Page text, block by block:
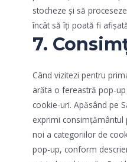
stocheze și să
încât să îți poată fi
7.
Când vizitezi pentru
arăta o fereastră pop-
cookie-uri. Apăsând pe
exprimi consimțământul
noi a categoriilor de
pop-up, conform